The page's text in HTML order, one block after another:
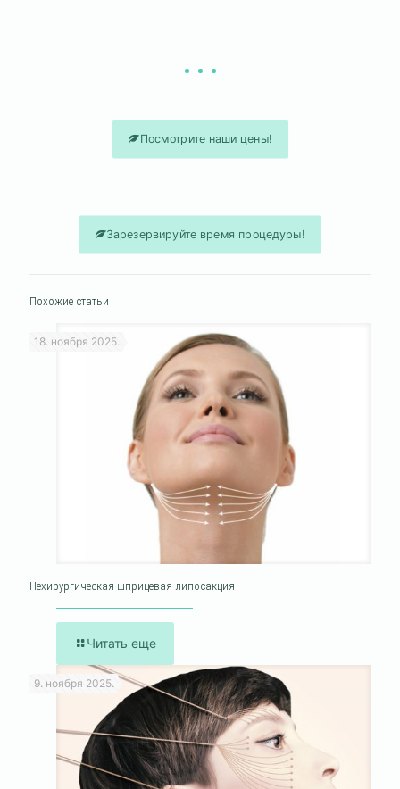
Посмотрите наши цены!
Зарезервируйте время процедуры!
Похожие статьи
18. ноября 2025.
Нехирургическая шприцевая липосакция
Читать еще
9. ноября 2025.